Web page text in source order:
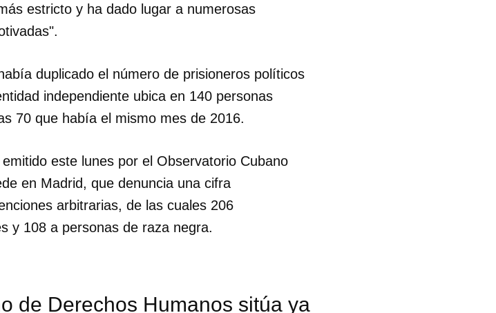
estricto y ha dado lugar a numerosas
duplicado el número de prisioneros políticos
independiente ubica en 140 personas
70 que había el mismo mes de 2016.
este lunes por el Observatorio Cubano
en Madrid, que denuncia una cifra
arbitrarias, de las cuales 206
y 108 a personas de raza negra.
de Derechos Humanos sitúa ya